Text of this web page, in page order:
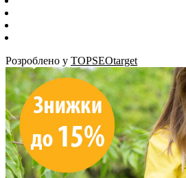
Розроблено у TOPSEOtarget